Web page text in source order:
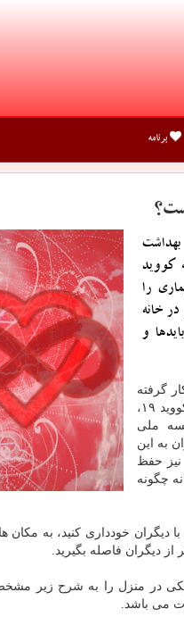
برنامه
كووید
را
خانه
و
گرفته
شده در خیلی از کشورها جهت کنترل و کاهش شیوع بیماری کووید ۱۹،
ملی
به این
نیز حفظ
چگونه
خودداری کنید، به مکان
دیگران فاصله بگیرید.
در منزل را به شرح زیر
می باشد.